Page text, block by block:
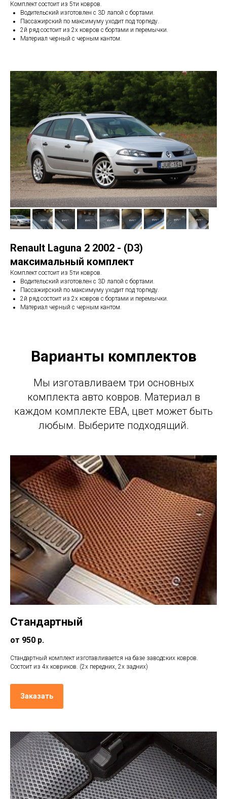
Комплект состоит из 5ти ковров.
Водительский изготовлен с 3D лапой с бортами.
Пассажирский по максимуму уходит под торпеду.
2й ряд состоит из 2х ковров с бортами и перемычки.
Материал черный с черным кантом.
Renault Laguna 2 2002 - (D3)
максимальный комплект
Комплект состоит из 5ти ковров.
Водительский изготовлен с 3D лапой с бортами.
Пассажирский по максимуму уходит под торпеду.
2й ряд состоит из 2х ковров с бортами и перемычки.
Материал черный с черным кантом.
Варианты комплектов
Мы изготавливаем три основных
комплекта авто ковров. Материал в
каждом комплекте ЕВА, цвет может быть
любым. Выберите подходящий.
Стандартный
от 950 р.
Стандартный комплект изготавливается на базе заводских ковров.
Состоит из 4х ковриков. (2х передних, 2х задних)
Заказать